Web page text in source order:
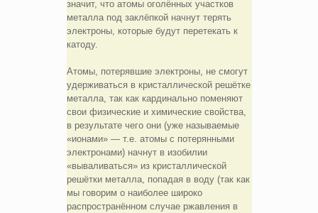
значит, что атомы оголённых участков
металла под заклёпкой начнут терять
электроны, которые будут перетекать к
катоду.
Атомы, потерявшие электроны, не смогут
удерживаться в кристаллической решётке
металла, так как кардинально поменяют
свои физические и химические свойства,
в результате чего они (уже называемые
«ионами» — т.е. атомы с потерянными
электронами) начнут в изобилии
«вываливаться» из кристаллической
решётки металла, попадая в воду (так как
мы говорим о наиболее широко
распространённом случае ржавления в